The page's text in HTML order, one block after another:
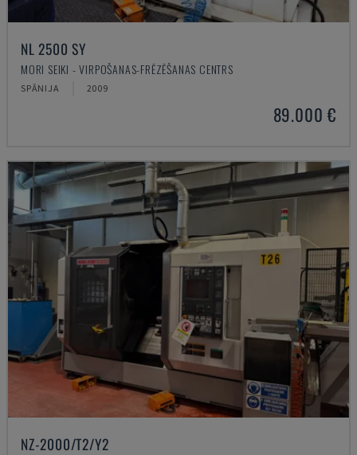
NL 2500 SY
MORI SEIKI - VIRPOŠANAS-FRĒZĒŠANAS CENTRS
SPĀNIJA 2009
89.000 €
NZ-2000/T2/Y2